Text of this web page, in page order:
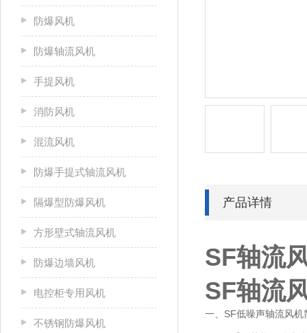
防爆风机
防爆轴流风机
手提风机
消防风机
混流风机
防爆手提式轴流风机
隔爆型防爆风机
方形壁式轴流风机
防爆边墙风机
电控柜专用风机
不锈钢防爆风机
产品详情
SF轴流
SF轴流
一、SF低噪声轴流风机